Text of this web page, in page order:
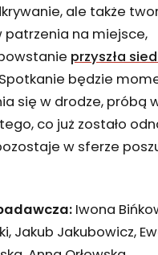
ale także
patrzenia na miejsce,
przyszła
będzie
się w drodze, próbą
co już zostało
w sferze
Iwona
Jakub Jakubowicz,